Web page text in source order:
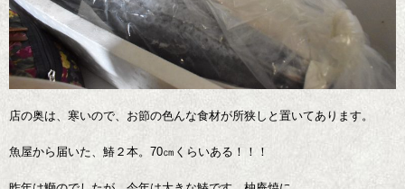
店の奥は、寒いので、お節の色んな食材が所狭しと置いてあります。
魚屋から届いた、鰆２本。70㎝くらいある！！！